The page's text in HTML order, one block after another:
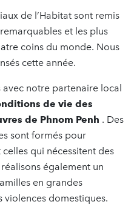
de l’Habitat sont remis
et les plus
coins du monde. Nous
cette année.
avec notre partenaire local
de vie des
de Phnom Penh . Des
sont formés pour
qui nécessitent des
également un
en grandes
violences domestiques.